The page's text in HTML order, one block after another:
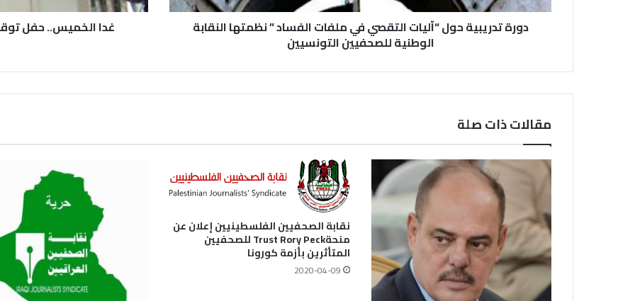
دورة تدريبية حول “آليات التقصي في ملفات الفساد ” نظمتها النقابة
الوطنية للصحفيين التونسيين
غدا الخميس.. حفل
مقالات ذات صلة
نقابة الصحفيين الفلسطينيين إعلان عن
منحةTrust Rory Peck للصحفيين
المتأثرين بأزمة كورونا
2020-04-09